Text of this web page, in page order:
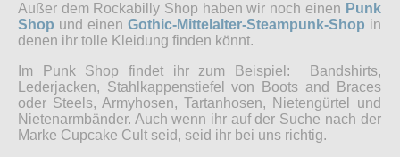
Außer dem Rockabilly Shop haben wir noch einen Punk
Shop und einen Gothic-Mittelalter-Steampunk-Shop in
denen ihr tolle Kleidung finden könnt.
Im Punk Shop findet ihr zum Beispiel: Bandshirts,
Lederjacken, Stahlkappenstiefel von Boots and Braces
oder Steels, Armyhosen, Tartanhosen, Nietengürtel und
Nietenarmbänder. Auch wenn ihr auf der Suche nach der
Marke Cupcake Cult seid, seid ihr bei uns richtig.